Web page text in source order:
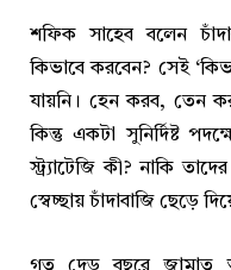
শফিক সাহেব বলেন
কিভাবে করবেন? সেই
যায়নি। হেন করব, তেন
কিন্তু একটা সুনির্দিষ্ট
স্ট্র্যাটেজি কী? নাকি
স্বেচ্ছায় চাঁদাবাজি ছেড়ে